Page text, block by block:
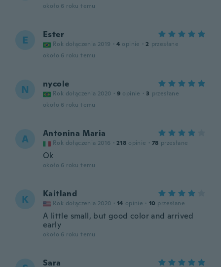
około 6 roku temu
E Ester
Rok dołączenia 2019 · 4 opinie · 2 przesłane
około 6 roku temu
N nycole
Rok dołączenia 2020 · 9 opinie · 3 przesłane
około 6 roku temu
A Antonina Maria
Rok dołączenia 2016 · 218 opinie · 78 przesłane
Ok
około 6 roku temu
K Kaitland
Rok dołączenia 2020 · 14 opinie · 10 przesłane
A little small, but good color and arrived
early
około 6 roku temu
Sara